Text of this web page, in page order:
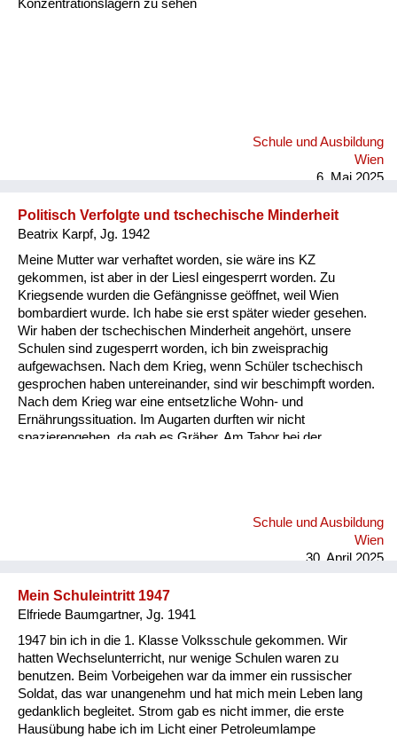
Konzentrationslagern zu sehen
Schule und Ausbildung
Wien
6. Mai 2025
Politisch Verfolgte und tschechische Minderheit
Beatrix Karpf, Jg. 1942
Meine Mutter war verhaftet worden, sie wäre ins KZ
gekommen, ist aber in der Liesl eingesperrt worden. Zu
Kriegsende wurden die Gefängnisse geöffnet, weil Wien
bombardiert wurde. Ich habe sie erst später wieder gesehen.
Wir haben der tschechischen Minderheit angehört, unsere
Schulen sind zugesperrt worden, ich bin zweisprachig
aufgewachsen. Nach dem Krieg, wenn Schüler tschechisch
gesprochen haben untereinander, sind wir beschimpft worden.
Nach dem Krieg war eine entsetzliche Wohn- und
Ernährungssituation. Im Augarten durften wir nicht
spazierengehen, da gab es Gräber. Am Tabor bei der
Schule und Ausbildung
Wien
30. April 2025
Mein Schuleintritt 1947
Elfriede Baumgartner, Jg. 1941
1947 bin ich in die 1. Klasse Volksschule gekommen. Wir
hatten Wechselunterricht, nur wenige Schulen waren zu
benutzen. Beim Vorbeigehen war da immer ein russischer
Soldat, das war unangenehm und hat mich mein Leben lang
gedanklich begleitet. Strom gab es nicht immer, die erste
Hausübung habe ich im Licht einer Petroleumlampe